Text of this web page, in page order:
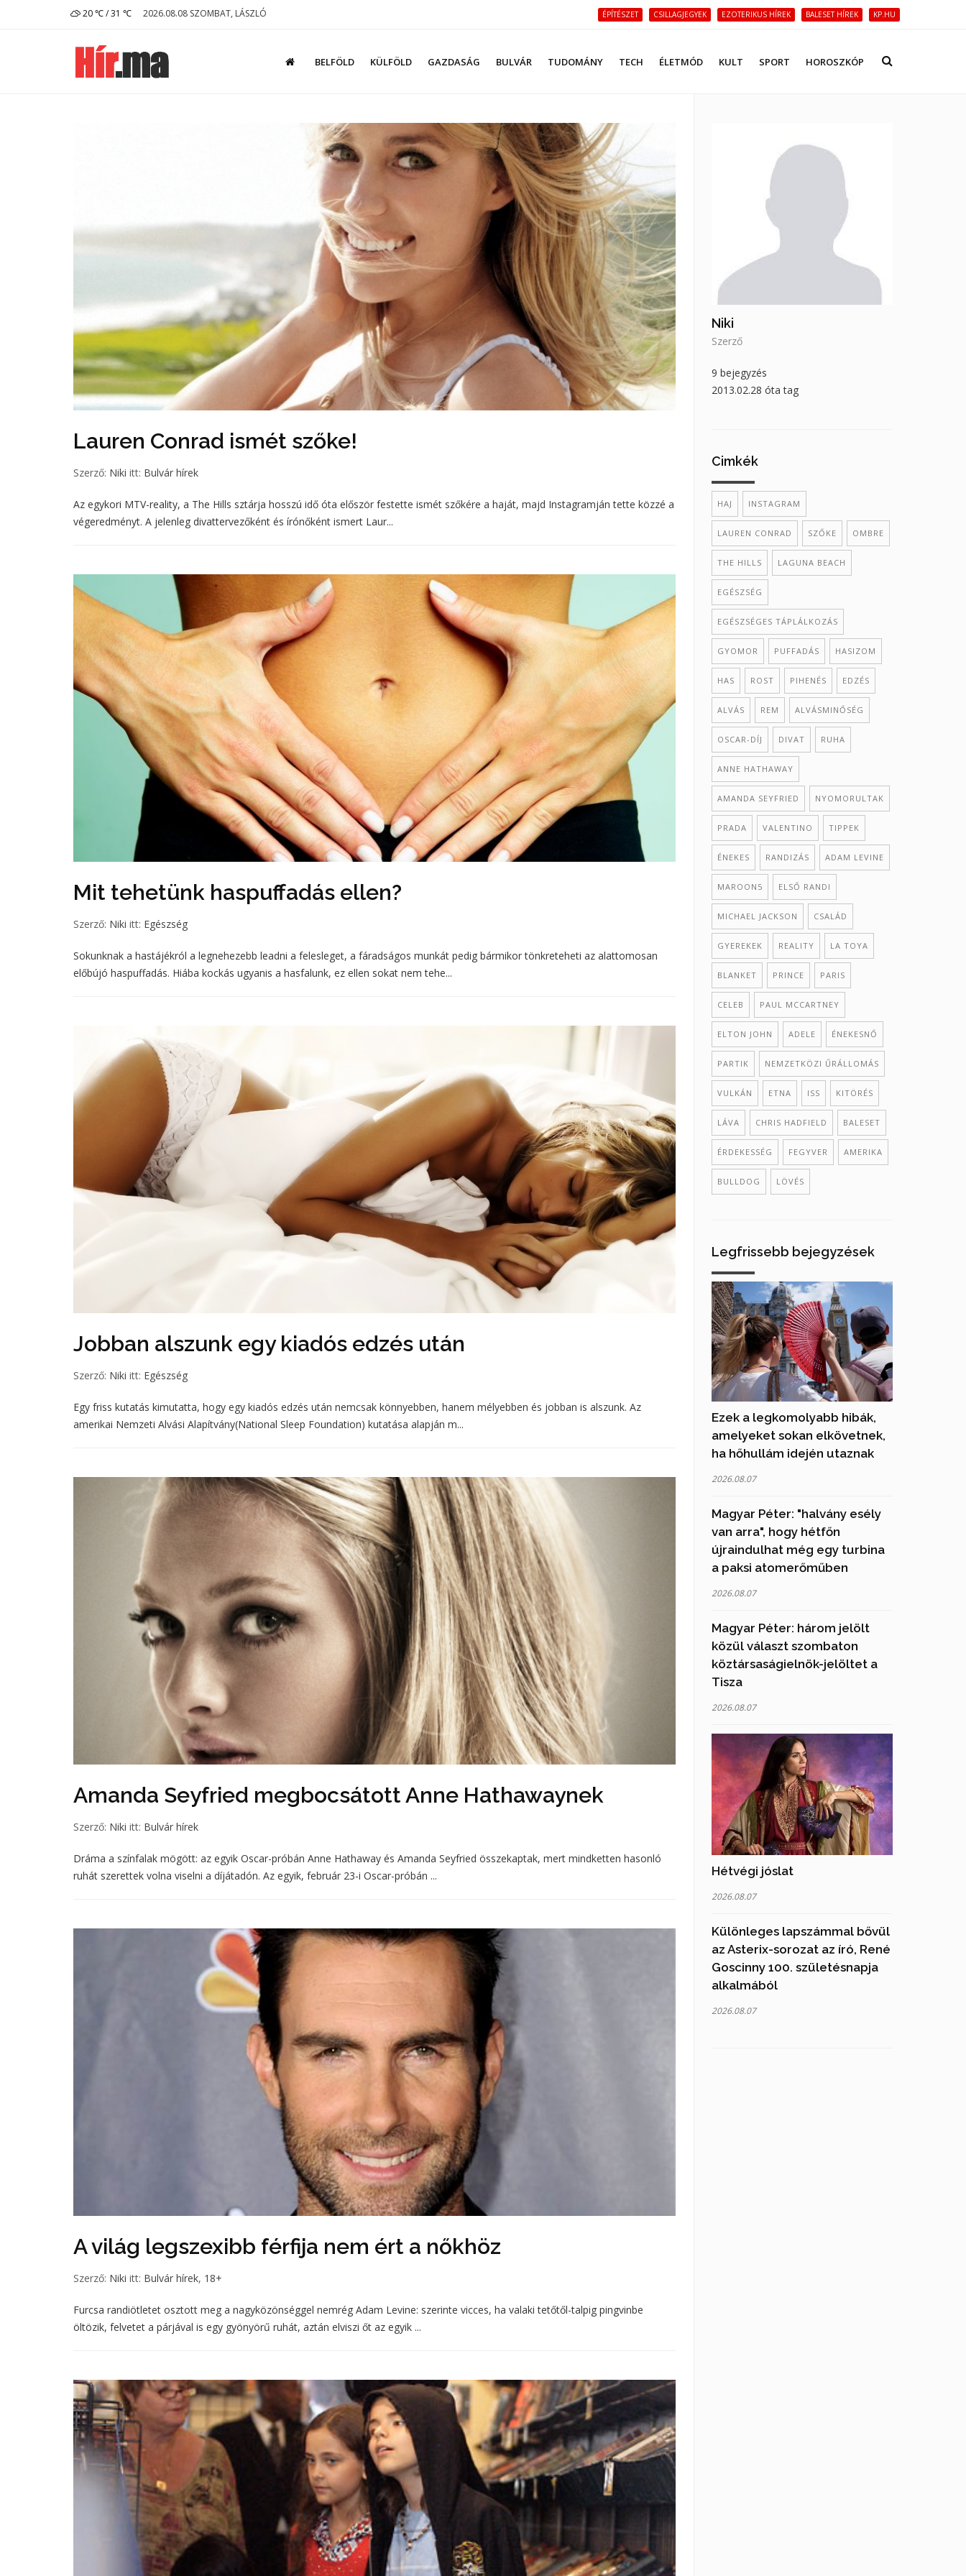
20 ℃ / 31 ℃ 2026.08.08 SZOMBAT, LÁSZLÓ ÉPÍTÉSZET CSILLAGJEGYEK EZOTERIKUS HÍREK BALESET HÍREK KP.HU
BELFÖLD KÜLFÖLD GAZDASÁG BULVÁR TUDOMÁNY TECH ÉLETMÓD KULT SPORT HOROSZKÓP
Lauren Conrad ismét szőke!
Szerző: Niki itt: Bulvár hírek
Az egykori MTV-reality, a The Hills sztárja hosszú idő óta először festette ismét szőkére a haját, majd Instagramján tette közzé a
végeredményt. A jelenleg divattervezőként és írónőként ismert Laur...
Mit tehetünk haspuffadás ellen?
Szerző: Niki itt: Egészség
Sokunknak a hastájékról a legnehezebb leadni a felesleget, a fáradságos munkát pedig bármikor tönkreteheti az alattomosan
előbújó haspuffadás. Hiába kockás ugyanis a hasfalunk, ez ellen sokat nem tehe...
Jobban alszunk egy kiadós edzés után
Szerző: Niki itt: Egészség
Egy friss kutatás kimutatta, hogy egy kiadós edzés után nemcsak könnyebben, hanem mélyebben és jobban is alszunk. Az
amerikai Nemzeti Alvási Alapítvány(National Sleep Foundation) kutatása alapján m...
Amanda Seyfried megbocsátott Anne Hathawaynek
Szerző: Niki itt: Bulvár hírek
Dráma a színfalak mögött: az egyik Oscar-próbán Anne Hathaway és Amanda Seyfried összekaptak, mert mindketten hasonló
ruhát szerettek volna viselni a díjátadón. Az egyik, február 23-i Oscar-próbán ...
A világ legszexibb férfija nem ért a nőkhöz
Szerző: Niki itt: Bulvár hírek, 18+
Furcsa randiötletet osztott meg a nagyközönséggel nemrég Adam Levine: szerinte vicces, ha valaki tetőtől-talpig pingvinbe
öltözik, felvetet a párjával is egy gyönyörű ruhát, aztán elviszi őt az egyik ...
Niki
Szerző
9 bejegyzés
2013.02.28 óta tag
Cimkék
HAJ INSTAGRAM
LAUREN CONRAD SZŐKE OMBRE
THE HILLS LAGUNA BEACH
EGÉSZSÉG
EGÉSZSÉGES TÁPLÁLKOZÁS
GYOMOR PUFFADÁS HASIZOM
HAS ROST PIHENÉS EDZÉS
ALVÁS REM ALVÁSMINŐSÉG
OSCAR-DÍJ DIVAT RUHA
ANNE HATHAWAY
AMANDA SEYFRIED NYOMORULTAK
PRADA VALENTINO TIPPEK
ÉNEKES RANDIZÁS ADAM LEVINE
MAROON5 ELSŐ RANDI
MICHAEL JACKSON CSALÁD
GYEREKEK REALITY LA TOYA
BLANKET PRINCE PARIS
CELEB PAUL MCCARTNEY
ELTON JOHN ADELE ÉNEKESNŐ
PARTIK NEMZETKÖZI ŰRÁLLOMÁS
VULKÁN ETNA ISS KITÖRÉS
LÁVA CHRIS HADFIELD BALESET
ÉRDEKESSÉG FEGYVER AMERIKA
BULLDOG LÖVÉS
Legfrissebb bejegyzések
Ezek a legkomolyabb hibák,
amelyeket sokan elkövetnek,
ha hőhullám idején utaznak
2026.08.07
Magyar Péter: "halvány esély
van arra", hogy hétfőn
újraindulhat még egy turbina
a paksi atomerőműben
2026.08.07
Magyar Péter: három jelölt
közül választ szombaton
köztársaságielnök-jelöltet a
Tisza
2026.08.07
Hétvégi jóslat
2026.08.07
Különleges lapszámmal bővül
az Asterix-sorozat az író, René
Goscinny 100. születésnapja
alkalmából
2026.08.07